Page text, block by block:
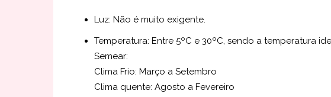
Luz: Não é muito exigente.
Temperatura: Entre 5ºC e 30ºC, sendo a temperatura
Semear:
Clima Frio: Março a Setembro
Clima quente: Agosto a Fevereiro